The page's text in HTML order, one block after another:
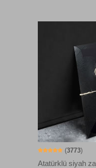
Davetiye
(3773)